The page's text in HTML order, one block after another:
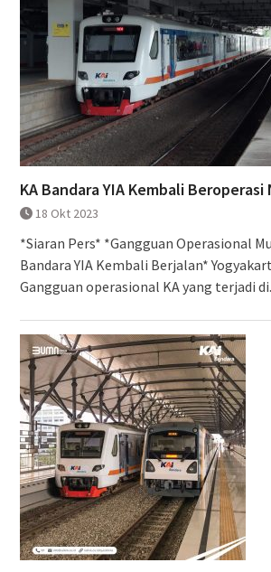
KA Bandara YIA Kembali Beroperasi
18 Okt 2023
*Siaran Pers* *Gangguan Operasional
Bandara YIA Kembali Berjalan*
Gangguan operasional KA yang terjadi